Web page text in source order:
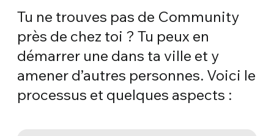
Tu ne trouves pas de Community
près de chez toi ? Tu peux en
démarrer une dans ta ville et y
amener d’autres personnes. Voici le
processus et quelques aspects :